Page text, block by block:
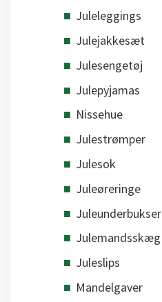
Juleleggings
Julejakkesæt
Julesengetøj
Julepyjamas
Nissehue
Julestrømper
Julesok
Juleøreringe
Juleunderbukser
Julemandsskæg
Juleslips
Mandelgaver